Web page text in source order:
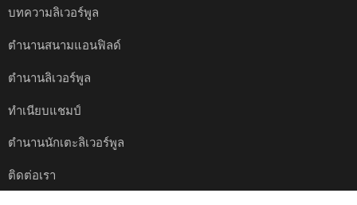
บทความลิเวอร์พูล
ตำนานสนามแอนฟิลด์
ตำนานลิเวอร์พูล
ทำเนียบแชมป์
ตำนานนักเตะลิเวอร์พูล
ติดต่อเรา